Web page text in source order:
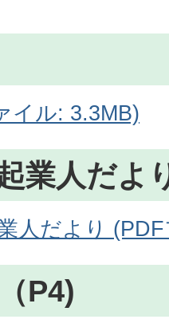
イル: 3.3MB)
業人だよ
人だより
P4)